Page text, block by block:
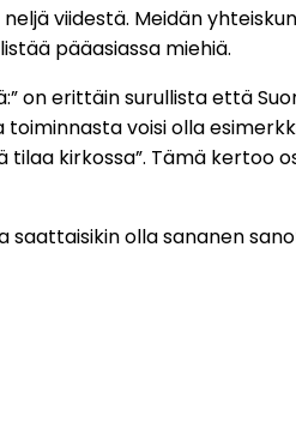
viidestä. Meidän
pääasiassa miehiä.
on erittäin surullista että
voisi olla
tilaa kirkossa”. Tämä kertoo
saattaisikin olla sananen